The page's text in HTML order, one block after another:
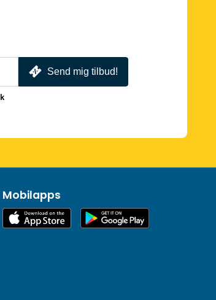
Send mig tilbud!
Mobilapps